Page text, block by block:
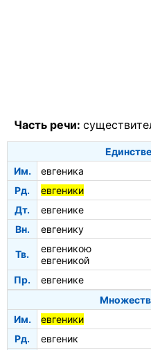
Часть речи:
Им.
евгеника
Рд.
евгеники
Дт.
евгенике
Вн.
евгенику
Тв.
евгеникою
евгеникой
Пр.
евгенике
Им.
евгеники
Рд.
евгеник